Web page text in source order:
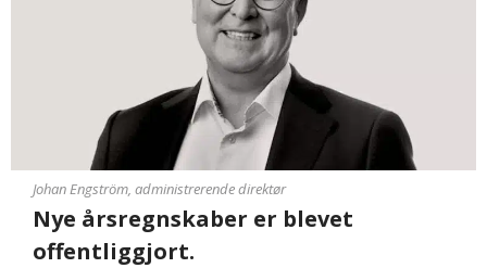
Johan Engström, administrerende direktør
Nye årsregnskaber er blevet
offentliggjort.